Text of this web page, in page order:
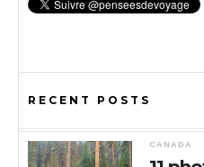
RECENT POSTS
CANADA